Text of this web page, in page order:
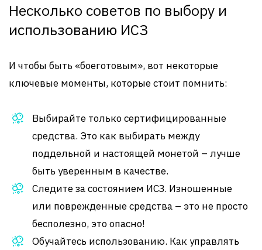
Несколько советов по выбору и
использованию ИСЗ
И чтобы быть «боеготовым», вот некоторые
ключевые моменты, которые стоит помнить:
Выбирайте только сертифицированные
средства. Это как выбирать между
поддельной и настоящей монетой – лучше
быть уверенным в качестве.
Следите за состоянием ИСЗ. Изношенные
или поврежденные средства – это не просто
бесполезно, это опасно!
Обучайтесь использованию. Как управлять